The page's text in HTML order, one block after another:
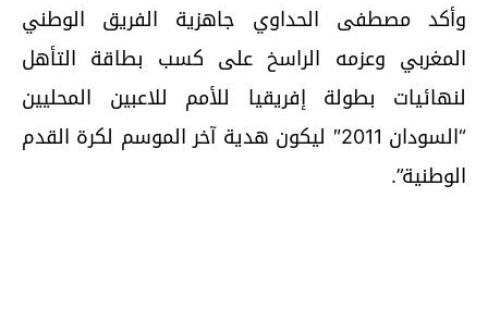
وأكد مصطفى الحداوي جاهزية الفريق الوطني
المغربي وعزمه الراسخ على كسب بطاقة التأهل
لنهائيات بطولة إفريقيا للأمم للاعبين المحليين
“السودان 2011″ ليكون هدية آخر الموسم لكرة القدم
الوطنية”.